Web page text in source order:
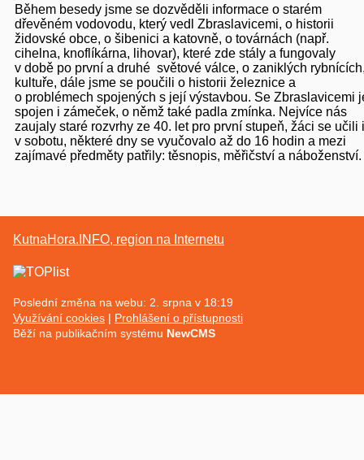
Během besedy jsme se dozvěděli informace o starém
dřevěném vodovodu, který vedl Zbraslavicemi, o historii
židovské obce, o šibenici a katovně, o továrnách (např.
cihelna, knoflíkárna, lihovar), které zde stály a fungovaly
v době po první a druhé světové válce, o zaniklých
kultuře, dále jsme se poučili o historii železnice a
o problémech spojených s její výstavbou. Se Zbraslavicemi
spojen i zámeček, o němž také padla zmínka. Nejvíce nás
zaujaly staré rozvrhy ze 40. let pro první stupeň, žáci se učili i
v sobotu, některé dny se vyučovalo až do 16 hodin a mezi
zajímavé předměty patřily: těsnopis, měřičství a náboženství.
KutnaHora.INFO, region na Internetu
Poslední změna na webu: 2. srpna v 18:19
Využívání cookies
Prohlášení o přístupnosti
Běží na publikačním systému NewCMS